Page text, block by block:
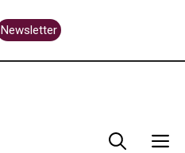
Newsletter